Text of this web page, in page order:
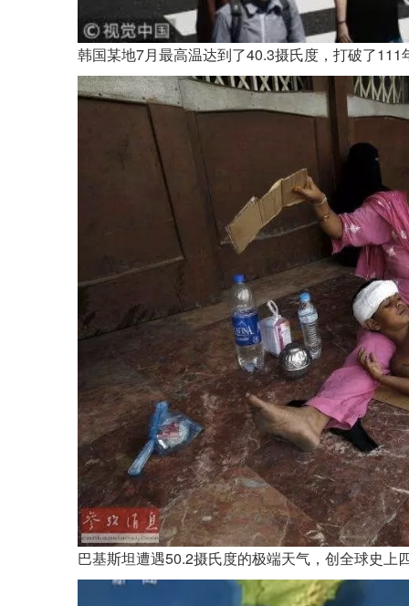
韩国某地7月最高温达到了40.3摄氏度，打破了
巴基斯坦遭遇50.2摄氏度的极端天气，创全球史上